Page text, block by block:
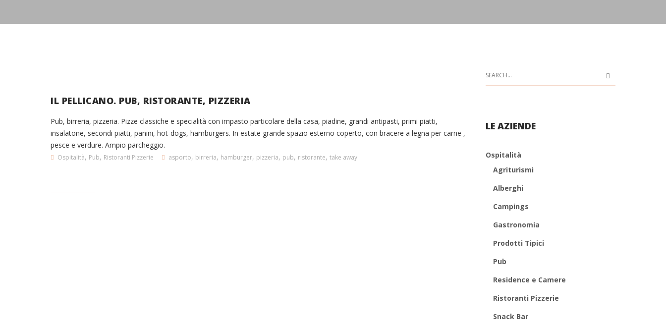
IL PELLICANO. PUB, RISTORANTE, PIZZERIA
Pub, birreria, pizzeria. Pizze classiche e specialità con impasto particolare della casa, piadine, grandi antipasti, primi piatti,
insalatone, secondi piatti, panini, hot-dogs, hamburgers. In estate grande spazio esterno coperto, con bracere a legna per carne ,
pesce e verdure. Ampio parcheggio.
Ospitalità, Pub, Ristoranti Pizzerie asporto, birreria, hamburger, pizzeria, pub, ristorante, take away
LE AZIENDE
Ospitalità
Agriturismi
Alberghi
Campings
Gastronomia
Prodotti Tipici
Pub
Residence e Camere
Ristoranti Pizzerie
Snack Bar